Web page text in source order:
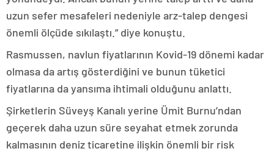
uzun sefer mesafeleri nedeniyle arz-talep dengesi
önemli ölçüde sıkılaştı.” diye konuştu.
Rasmussen, navlun fiyatlarının Kovid-19 dönemi kadar
olmasa da artış gösterdiğini ve bunun tüketici
fiyatlarına da yansıma ihtimali olduğunu anlattı.
Şirketlerin Süveyş Kanalı yerine Ümit Burnu’ndan
geçerek daha uzun süre seyahat etmek zorunda
kalmasının deniz ticaretine ilişkin önemli bir risk